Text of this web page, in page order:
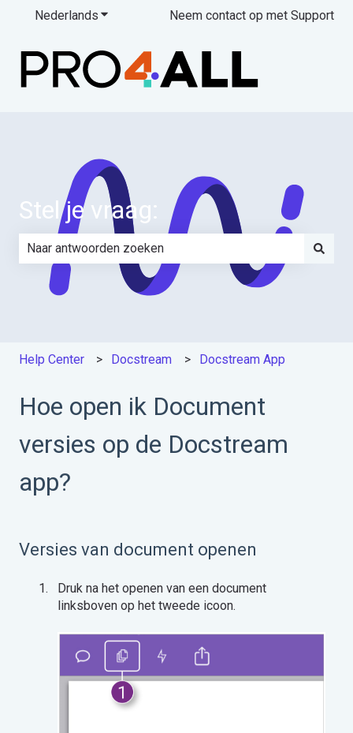
Nederlands Submenu tonen voor vertalingen
Neem contact op met Support
Stel je vraag:
Er zijn geen suggesties want het zoekveld is leeg.
Help Center Docstream Docstream App
Hoe open ik Document
versies op de Docstream
app?
Versies van document openen
Druk na het openen van een document
linksboven op het tweede icoon.